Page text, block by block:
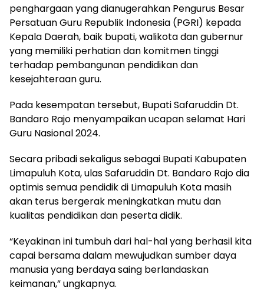
penghargaan yang dianugerahkan Pengurus Besar
Persatuan Guru Republik Indonesia (PGRI) kepada
Kepala Daerah, baik bupati, walikota dan gubernur
yang memiliki perhatian dan komitmen tinggi
terhadap pembangunan pendidikan dan
kesejahteraan guru.
Pada kesempatan tersebut, Bupati Safaruddin Dt.
Bandaro Rajo menyampaikan ucapan selamat Hari
Guru Nasional 2024.
Secara pribadi sekaligus sebagai Bupati Kabupaten
Limapuluh Kota, ulas Safaruddin Dt. Bandaro Rajo dia
optimis semua pendidik di Limapuluh Kota masih
akan terus bergerak meningkatkan mutu dan
kualitas pendidikan dan peserta didik.
“Keyakinan ini tumbuh dari hal-hal yang berhasil kita
capai bersama dalam mewujudkan sumber daya
manusia yang berdaya saing berlandaskan
keimanan,” ungkapnya.